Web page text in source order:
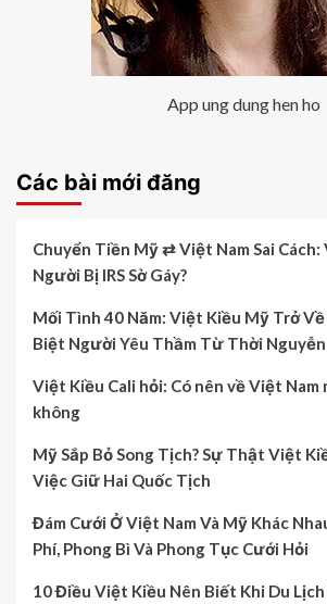
App ung dung hen ho
Các bài mới đăng
Chuyển Tiền Mỹ ⇄ Việt Nam Sai Cách:
Người Bị IRS Sờ Gáy?
Mối Tình 40 Năm: Việt Kiều Mỹ Trở
Biệt Người Yêu Thầm Từ Thời
Việt Kiều Cali hỏi: Có nên về Việt Nam
không
Mỹ Sắp Bỏ Song Tịch? Sự Thật Việt
Việc Giữ Hai Quốc Tịch
Đám Cưới Ở Việt Nam Và Mỹ Khác
Phí, Phong Bì Và Phong Tục Cưới Hỏi
10 Điều Việt Kiều Nên Biết Khi Du Lịch